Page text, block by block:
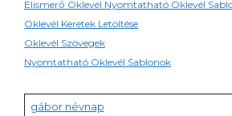
Elismerő Oklevél Nyomtatható Oklevél
Oklevél Keretek Letöltése
Oklevél Szövegek
Nyomtatható Oklevél Sablonok
gábor névnap